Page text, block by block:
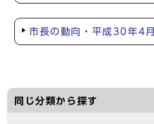
市長の動向・平成30年4月
同じ分類から探す